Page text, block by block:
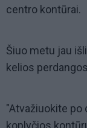
centro kontūrai.
Šiuo metu jau
kelios
"Atvažiuokite po